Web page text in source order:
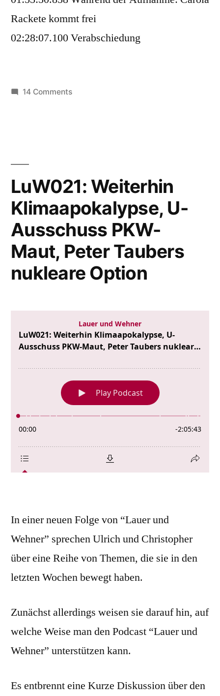
Rackete kommt frei
02:28:07.100 Verabschiedung
14 Commentson
zurück,
Carola
Rackete
LuW021: Weiterhin
Klimaapokalypse, U-
Ausschuss PKW-
Maut, Peter Taubers
nukleare Option
In einer neuen Folge von “Lauer und
Wehner” sprechen Ulrich und Christopher
über eine Reihe von Themen, die sie in den
letzten Wochen bewegt haben.
Zunächst allerdings weisen sie darauf hin, auf
welche Weise man den Podcast “Lauer und
Wehner” unterstützen kann.
Es entbrennt eine Kurze Diskussion über den